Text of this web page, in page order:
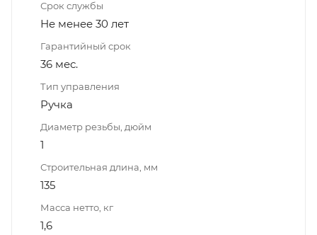
Срок службы
Не менее 30 лет
Гарантийный срок
36 мес.
Тип управления
Ручка
Диаметр резьбы, дюйм
1
Строительная длина, мм
135
Масса нетто, кг
1,6